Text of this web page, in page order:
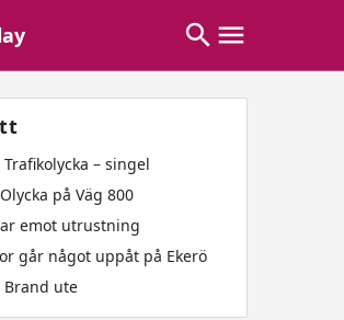
Trafikolycka – singel
Olycka på Väg 800
emot utrustning
går något uppåt på Ekerö
Brand ute